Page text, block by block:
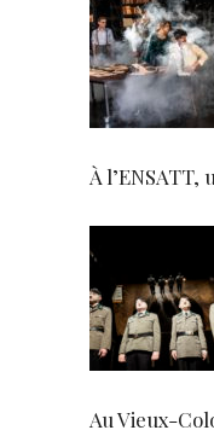
À
Au Vieux-